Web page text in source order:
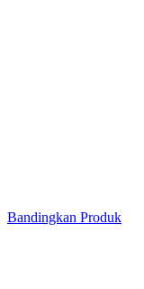
Bandingkan Produk